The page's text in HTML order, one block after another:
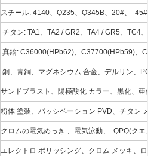
スチール: 4140、Q235、Q345B、20#、 45#
チタン: TA1、TA2 / GR2、TA4 / GR5、TC4、
真鍮: C36000(HPb62)、C37700(HPb59)、
銅、青銅、マグネシウム 合金、デルリン、
サンドブラスト、陽極酸化 カラー、黒化、亜
粉体 塗装、パッシベーション PVD、チタン メ
クロムの電気めっき 、電気泳動、 QPQ(クエン
エレクトロ ポリッシング、クロム メッキ、ロ